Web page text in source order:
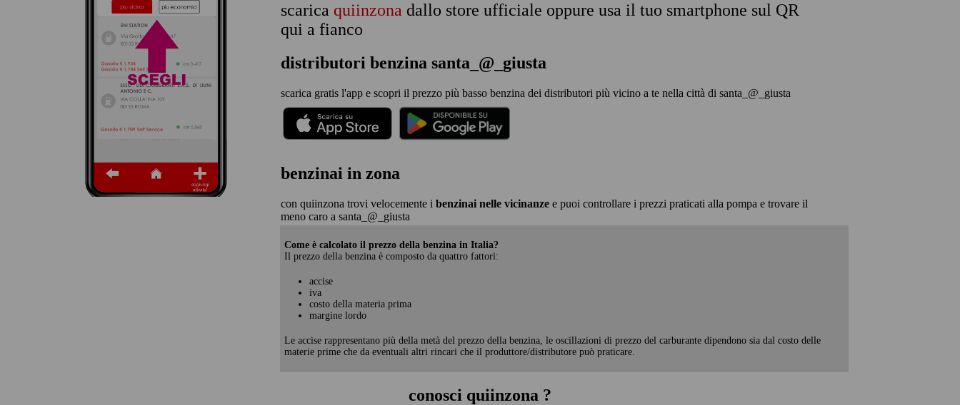
scarica quiinzona dallo store ufficiale oppure usa il tuo smartphone sul QR
qui a fianco
distributori benzina santa_@_giusta
scarica gratis l'app e scopri il prezzo più basso benzina dei distributori più vicino a te nella città di santa_@_giusta
benzinai in zona
con quiinzona trovi velocemente i benzinai nelle vicinanze e puoi controllare i prezzi praticati alla pompa e trovare il
meno caro a santa_@_giusta
Come è calcolato il prezzo della benzina in Italia?
Il prezzo della benzina è composto da quattro fattori:
accise
iva
costo della materia prima
margine lordo
Le accise rappresentano più della metà del prezzo della benzina, le oscillazioni di prezzo del carburante dipendono sia dal costo delle
materie prime che da eventuali altri rincari che il produttore/distributore può praticare.
conosci quiinzona ?